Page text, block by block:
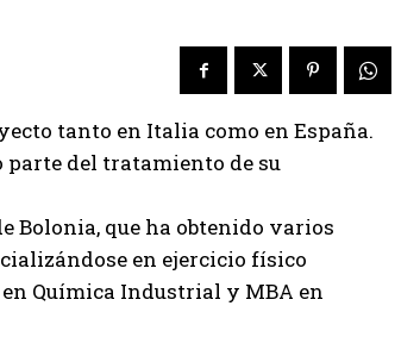
tanto en Italia como en España.
parte del tratamiento de su
Bolonia, que ha obtenido varios
en ejercicio físico
Química Industrial y MBA en